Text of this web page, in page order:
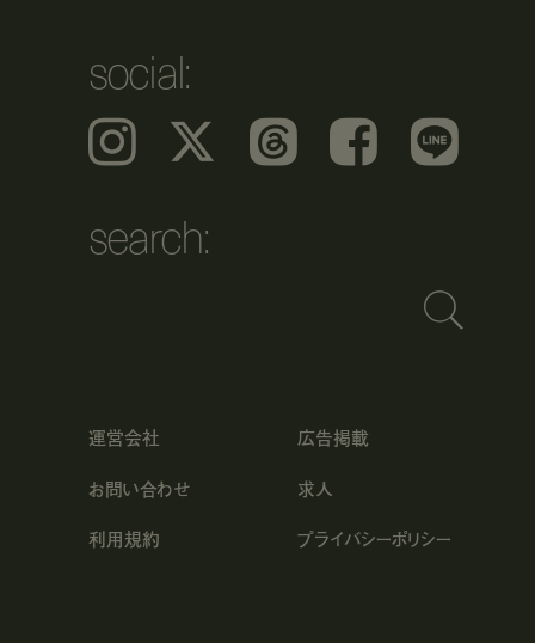
social:
Instagram 𝕏 Threads Facebook LINE
search:
運営会社
広告掲載
お問い合わせ
求人
利用規約
プライバシーポリシー